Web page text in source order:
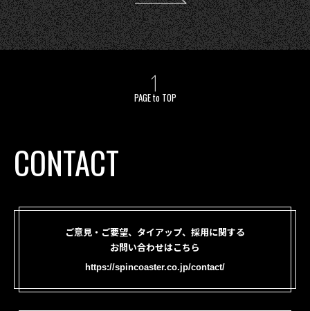
PAGE to TOP
CONTACT
ご意見・ご要望、タイアップ、採用に関する
お問い合わせはこちら
https://spincoaster.co.jp/contact/